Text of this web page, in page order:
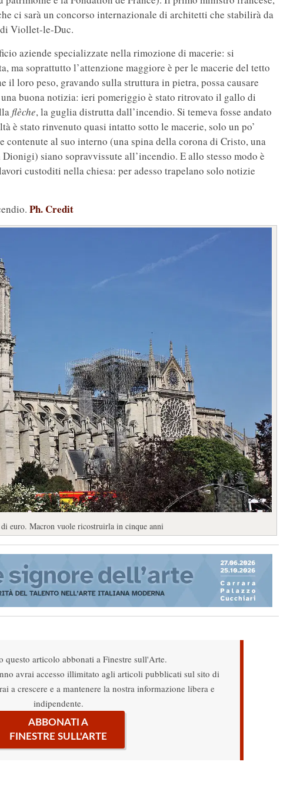
ci sarà un concorso internazionale di architetti che stabilirà da
di Viollet-le-Duc.
aziende specializzate nella rimozione di macerie: si
ma soprattutto l’attenzione maggiore è per le macerie del tetto
il loro peso, gravando sulla struttura in pietra, possa causare
buona notizia: ieri pomeriggio è stato ritrovato il gallo di
flèche, la guglia distrutta dall’incendio. Si temeva fosse andato
è stato rinvenuto quasi intatto sotto le macerie, solo un po’
contenute al suo interno (una spina della corona di Cristo, una
siano sopravvissute all’incendio. E allo stesso modo è
custoditi nella chiesa: per adesso trapelano solo notizie
Ph. Credit
euro. Macron vuole ricostruirla in cinque anni
questo articolo abbonati a Finestre sull'Arte.
avrai accesso illimitato agli articoli pubblicati sul sito di
a crescere e a mantenere la nostra informazione libera e
indipendente.
ABBONATI A
FINESTRE SULL'ARTE